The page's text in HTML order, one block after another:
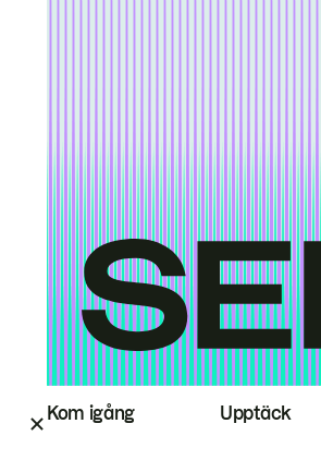
Kom igång Upptäck